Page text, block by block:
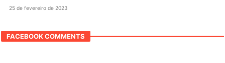
25 de fevereiro de 2023
FACEBOOK COMMENTS